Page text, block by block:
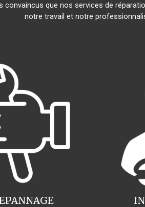
convaincus que nos services de
notre travail et notre